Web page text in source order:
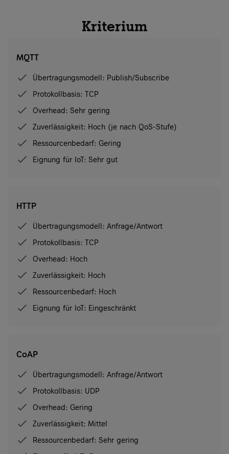
Kriterium
MQTT
Übertragungsmodell: Publish/Subscribe
Protokollbasis: TCP
Overhead: Sehr gering
Zuverlässigkeit: Hoch (je nach QoS-Stufe)
Ressourcenbedarf: Gering
Eignung für IoT: Sehr gut
HTTP
Übertragungsmodell: Anfrage/Antwort
Protokollbasis: TCP
Overhead: Hoch
Zuverlässigkeit: Hoch
Ressourcenbedarf: Hoch
Eignung für IoT: Eingeschränkt
CoAP
Übertragungsmodell: Anfrage/Antwort
Protokollbasis: UDP
Overhead: Gering
Zuverlässigkeit: Mittel
Ressourcenbedarf: Sehr gering